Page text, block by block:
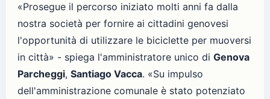
«Prosegue il percorso iniziato molti anni fa dalla
nostra società per fornire ai cittadini genovesi
l'opportunità di utilizzare le biciclette per muoversi
in città» - spiega l'amministratore unico di Genova
Parcheggi, Santiago Vacca. «Su impulso
dell'amministrazione comunale è stato potenziato